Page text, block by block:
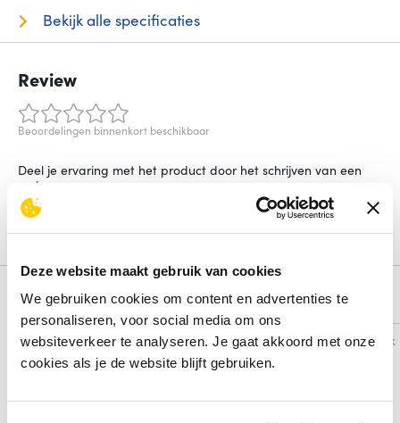
Deze website maakt gebruik van cookies
We gebruiken cookies om content en advertenties te
personaliseren, voor social media om ons
websiteverkeer te analyseren. Je gaat akkoord met onze
cookies als je de website blijft gebruiken.
Bekijk alle specificaties
Review
Beoordelingen binnenkort beschikbaar
Deel je ervaring met het product door het schrijven van een
review.
Schrijf een review
Alternatieven
Vergelijk Vergelijk